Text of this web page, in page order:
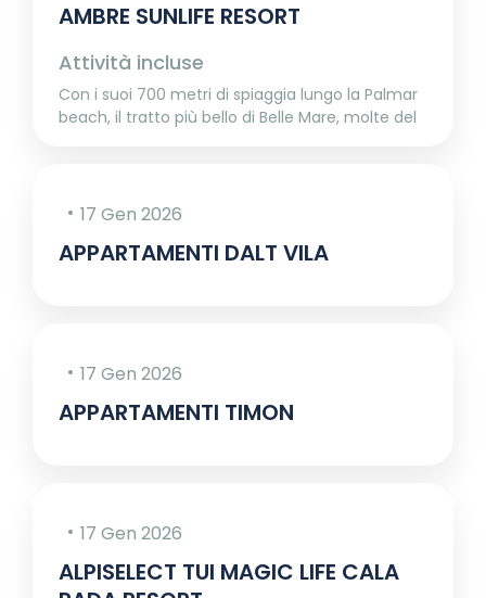
AMBRE SUNLIFE RESORT
Attività incluse
Con i suoi 700 metri di spiaggia lungo la Palmar
beach, il tratto più bello di Belle Mare, molte del
17 Gen 2026
APPARTAMENTI DALT VILA
17 Gen 2026
APPARTAMENTI TIMON
17 Gen 2026
ALPISELECT TUI MAGIC LIFE CALA